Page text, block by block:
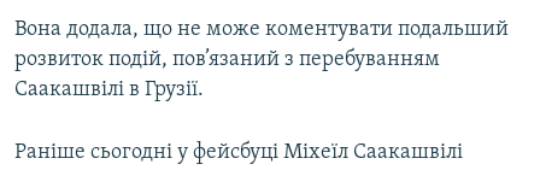
Вона додала, що не може коментувати подальший
розвиток подій, пов’язаний з перебуванням
Саакашвілі в Грузії.
Раніше сьогодні у фейсбуці Міхеїл Саакашвілі